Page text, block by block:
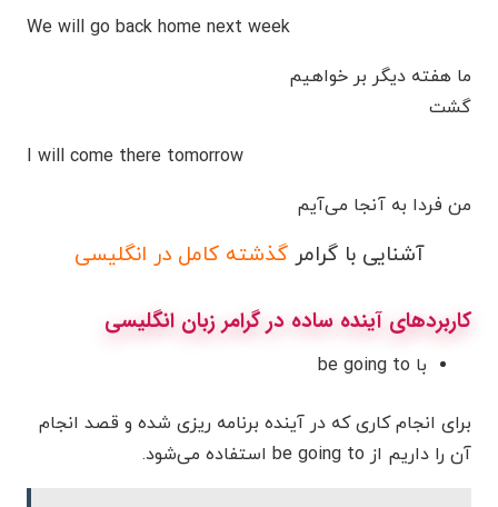
We will go back home next week
ما هفته دیگر بر خواهیم
گشت
I will come there tomorrow
من فردا به آنجا می‌آیم
آشنایی با گرامرگذشته کامل در انگلیسی
کاربردهای آینده ساده در گرامر زبان انگلیسی
با be going to
برای انجام کاری که در آینده برنامه ریزی شده و قصد انجام
آن را داریم از be going to استفاده می‌شود.